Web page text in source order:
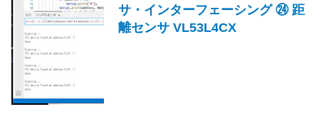
サ・インターフェーシング ㉔ 距
離センサ VL53L4CX